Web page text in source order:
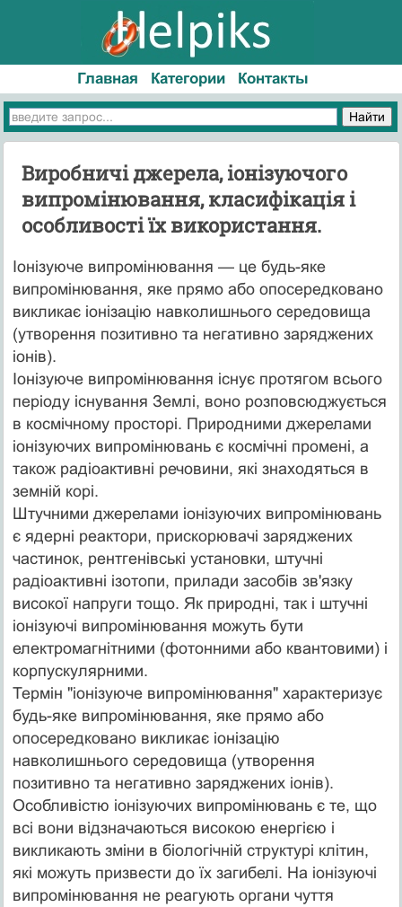
Главная Категории Контакты
Виробничі джерела, іонізуючого
випромінювання, класифікація і
особливості їх використання.
Іонізуюче випромінювання — це будь-яке
випромінювання, яке прямо або опосередковано
викликає іонізацію навколишнього середовища
(утворення позитивно та негативно заряджених
іонів).
Іонізуюче випромінювання існує протягом всього
періоду існування Землі, воно розповсюджується
в космічному просторі. Природними джерелами
іонізуючих випромінювань є космічні промені, а
також радіоактивні речовини, які знаходяться в
земній корі.
Штучними джерелами іонізуючих випромінювань
є ядерні реактори, прискорювачі заряджених
частинок, рентгенівські установки, штучні
радіоактивні ізотопи, прилади засобів зв'язку
високої напруги тощо. Як природні, так і штучні
іонізуючі випромінювання можуть бути
електромагнітними (фотонними або квантовими) і
корпускулярними.
Термін "іонізуюче випромінювання" характеризує
будь-яке випромінювання, яке прямо або
опосередковано викликає іонізацію
навколишнього середовища (утворення
позитивно та негативно заряджених іонів).
Особливістю іонізуючих випромінювань є те, що
всі вони відзначаються високою енергією і
викликають зміни в біологічній структурі клітин,
які можуть призвести до їх загибелі. На іонізуючі
випромінювання не реагують органи чуття